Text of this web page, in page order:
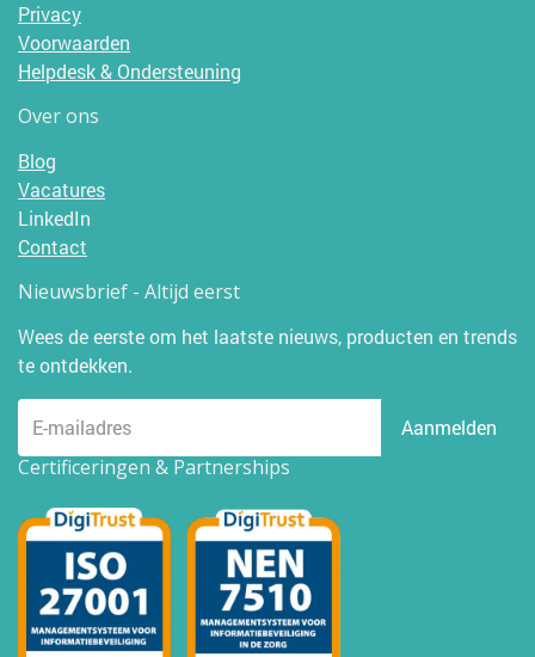
Privacy
Voorwaarden
Helpdesk & Ondersteuning
Over ons
Blog
Vacatures
LinkedIn
Contact
Nieuwsbrief - Altijd eerst
Wees de eerste om het laatste nieuws, producten en trends
te ontdekken.
Aanmelden
Certificeringen & Partnerships